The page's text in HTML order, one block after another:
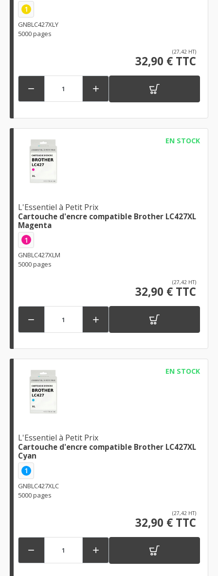
1
GNBLC427XLY
5000 pages
(27,42 HT)
32,90 € TTC
 
EN STOCK
L'Essentiel à Petit Prix
Cartouche d'encre compatible Brother LC427XL
Magenta
1
GNBLC427XLM
5000 pages
(27,42 HT)
32,90 € TTC
 
EN STOCK
L'Essentiel à Petit Prix
Cartouche d'encre compatible Brother LC427XL
Cyan
1
GNBLC427XLC
5000 pages
(27,42 HT)
32,90 € TTC
 